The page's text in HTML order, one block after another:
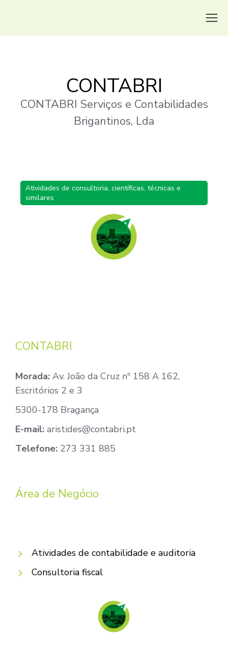
CONTABRI
CONTABRI Serviços e Contabilidades
Brigantinos, Lda
Atividades de consultoria, científicas, técnicas e
similares
CONTABRI
Morada: Av. João da Cruz nº 158 A 162,
Escritórios 2 e 3
5300-178 Bragança
E-mail: aristides@contabri.pt
Telefone: 273 331 885
Área de Negócio
Atividades de contabilidade e auditoria
Consultoria fiscal